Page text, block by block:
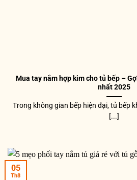
Mua tay nắm hợp kim cho tủ bếp –
nhất 2025
Trong không gian bếp hiện đại, tủ bếp
[...]
05
Th8